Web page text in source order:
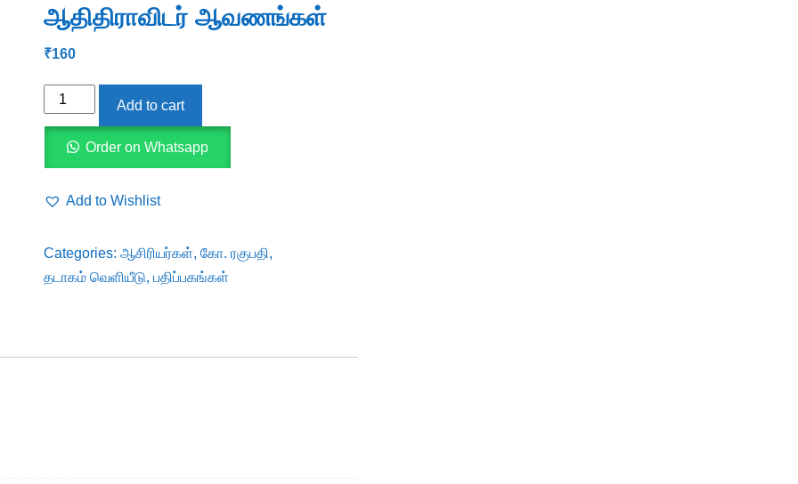
ஆதிதிராவிடர் ஆவணங்கள்
₹160
திராவிடப்
ஆதிதிராவிடர்
ஆவணங்கள்
quantity
Add to cart
Order on Whatsapp
Add to Wishlist
Categories: ஆசிரியர்கள், கோ. ரகுபதி,
தடாகம் வெளியீடு, பதிப்பகங்கள்